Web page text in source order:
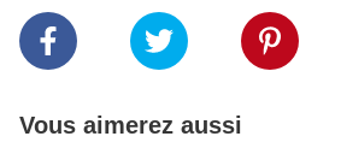
Vous aimerez aussi